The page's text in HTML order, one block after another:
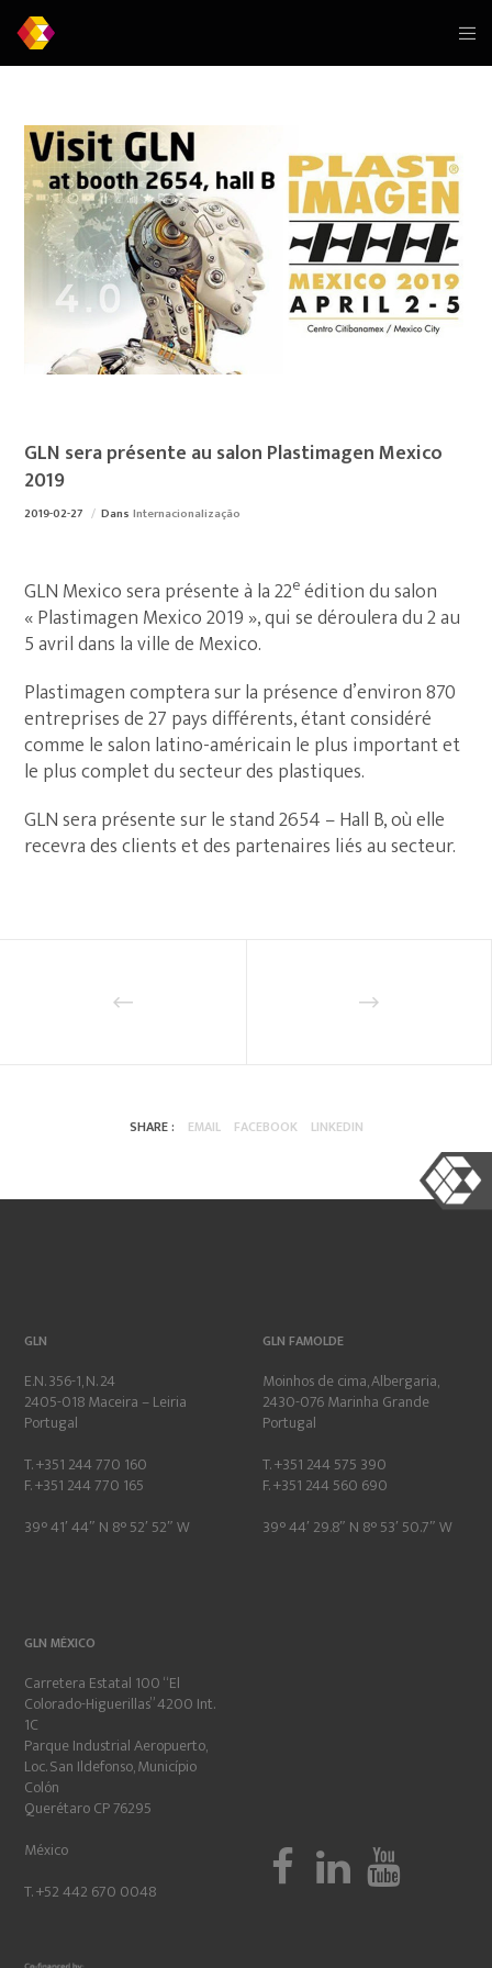
GLN sera présente au salon Plastimagen Mexico
2019
2019-02-27 DansInternacionalização
GLN Mexico sera présente à la 22eédition du salon
« Plastimagen Mexico 2019 », qui se déroulera du 2 au
5 avril dans la ville de Mexico.
Plastimagen comptera sur la présence d’environ 870
entreprises de 27 pays différents, étant considéré
comme le salon latino-américain le plus important et
le plus complet du secteur des plastiques.
GLN sera présente sur le stand 2654 – Hall B, où elle
recevra des clients et des partenaires liés au secteur.
SHARE : EMAIL FACEBOOK LINKEDIN
GLN
E.N. 356-1, N. 24
2405-018 Maceira – Leiria
Portugal
T. +351 244 770 160
F. +351 244 770 165
39° 41′ 44″ N 8° 52′ 52″ W
GLN FAMOLDE
Moinhos de cima, Albergaria,
2430-076 Marinha Grande
Portugal
T. +351 244 575 390
F. +351 244 560 690
39° 44′ 29.8″ N 8° 53′ 50.7″ W
GLN MÉXICO
Carretera Estatal 100 “El
Colorado-Higuerillas” 4200 Int.
1C
Parque Industrial Aeropuerto,
Loc. San Ildefonso, Município
Colón
Querétaro CP 76295
México
T. +52 442 670 0048